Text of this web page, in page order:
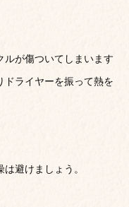
ルが傷ついてしまいます
ドライヤーを振って熱を
避けましょう。